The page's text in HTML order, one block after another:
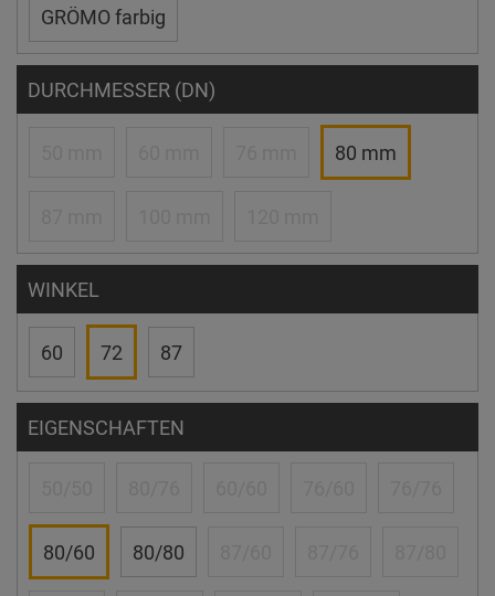
GRÖMO farbig
DURCHMESSER (DN)
80 mm
WINKEL
60 72 87
EIGENSCHAFTEN
80/60 80/80